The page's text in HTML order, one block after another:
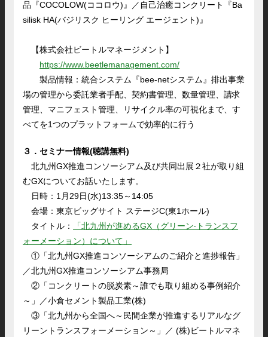
品『COCOLOW(ココロウ)』／自己治癒コンクリート『Ba
silisk HA(バジリスク ヒーリング エージェント)』
【株式会社ビートルマネージメント】
https://www.beetlemanagement.com/
製品情報：統合システム『bee-netシステム』排出事業
場の管理から委託業者手配、契約書管理、数量管理、請求
管理、マニフェスト管理、リサイクル率の可視化まで、す
べてを1つのプラットフォームで効率的に行う
３．セ ミナー情報(聴講無料)
北九州GX推進コンソーシアム及び共同出展２社が取り組
むGXについてお話いたします。
日時：1月29日(水)13:35～14:05
会場：東京ビッグサイト ステージC(東1ホール)
タイトル：
「北九州が進めるGX（グリーン‧トランスフ
ォーメーション）について」
①「北九州GX推進コンソーシアムのご紹介と進捗報告」
／北九州GX推進コンソーシアム事務局
②「コンクリートの脱炭素～誰でも取り組める事例紹介
～」／小倉セメント製品工業(株)
③「北九州から全国へ～民間企業が推進するリアルなグ
リーントランスフォーメーション～」／ (株)ビートルマネ